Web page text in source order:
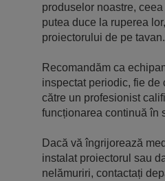
produselor noastre,
putea duce la ruperea
proiectorului de pe tavan.
Recomandăm ca
inspectat periodic, fie de
către un profesionist
funcționarea continuă în
Dacă vă îngrijorează
instalat proiectorul sau
nelămuriri, contactați